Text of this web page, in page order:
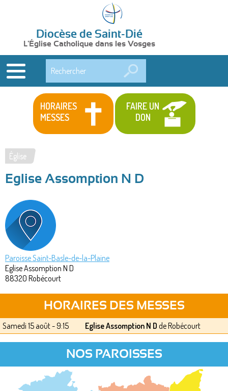
Diocèse de Saint-Dié
L'Église Catholique dans les Vosges
HORAIRES
MESSES
FAIRE UN
DON
Vous
êtes
ici
Église
Eglise Assomption N D
Paroisse Saint-Basle-de-la-Plaine
Eglise Assomption N D
88320 Robécourt
HORAIRES DES MESSES
Samedi 15 août - 9:15 Eglise Assomption N D de Robécourt
NOS PAROISSES